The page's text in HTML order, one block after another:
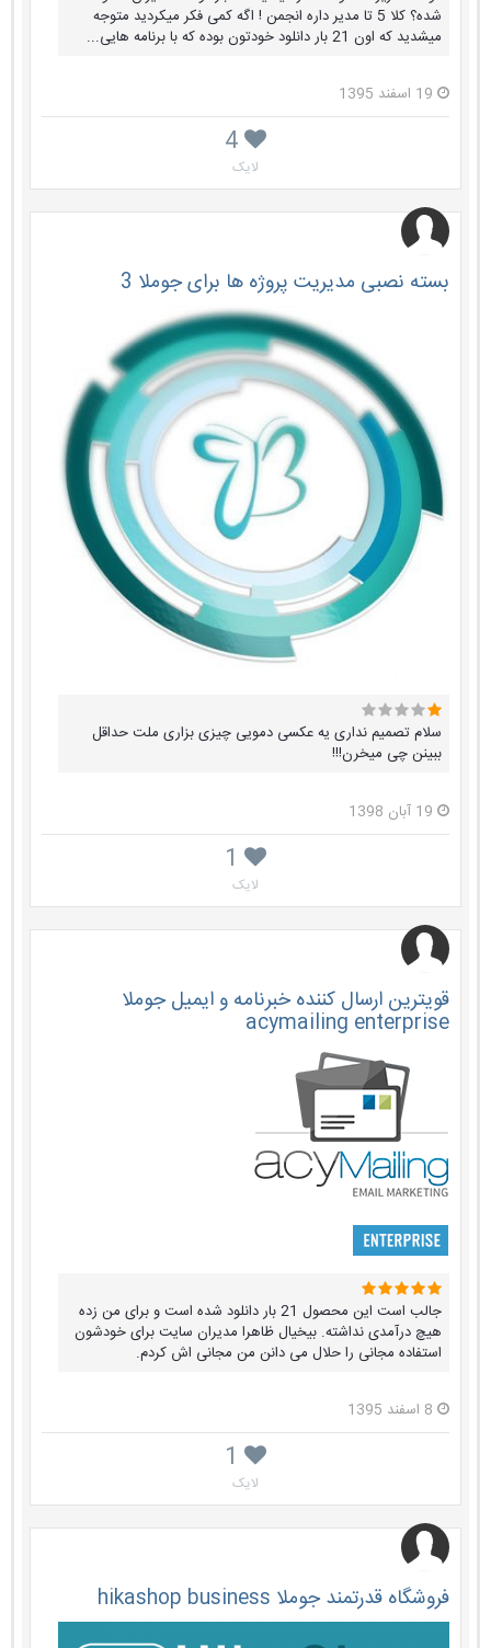
لایک
شده؟ کلا 5 تا مدیر داره انجمن ! اگه کمی فکر میکردید متوجه
میشدید که اون 21 بار دانلود خودتون بوده که با برنامه هایی...
19 اسفند 1395
لایک
بسته نصبی مدیریت پروژه ها برای جوملا 3
سلام تصمیم نداری یه عکسی دمویی چیزی بزاری ملت حداقل
ببینن چی میخرن!!!
19 آبان 1398
لایک
قویترین ارسال کننده خبرنامه و ایمیل جوملا
acymailing enterprise
جالب است این محصول 21 بار دانلود شده است و برای من زده
هیچ درآمدی نداشته. بیخیال ظاهرا مدیران سایت برای خودشون
استفاده مجانی را حلال می دانن من مجانی اش کردم.
8 اسفند 1395
فروشگاه قدرتمند جوملا hikashop business